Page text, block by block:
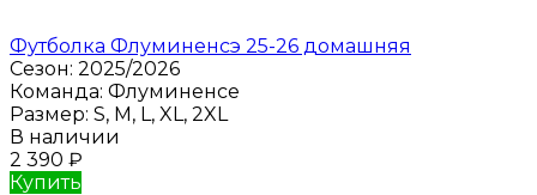
Футболка Флуминенсэ 25-26 домашняя
Сезон: 2025/2026
Команда: Флуминенсе
Размер: S, M, L, XL, 2XL
В наличии
2 390 ₽
Купить